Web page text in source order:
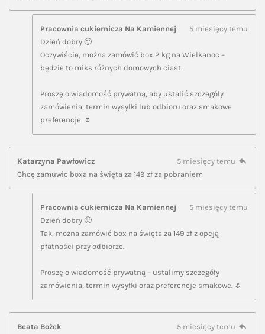
Pracownia cukiernicza Na Kamiennej
5 miesięcy temu
Dzień dobry 🙂
Oczywiście, można zamówić box 2 kg na Wielkanoc –
będzie to miks różnych domowych ciast.
Proszę o wiadomość prywatną, aby ustalić szczegóły
zamówienia, termin wysyłki lub odbioru oraz smakowe
preferencje. 🌷
Katarzyna Pawłowicz
5 miesięcy temu
Chcę zamuwic boxa na święta za 149 zł za pobraniem
Pracownia cukiernicza Na Kamiennej
5 miesięcy temu
Dzień dobry 🙂
Tak, można zamówić box na święta za 149 zł z opcją
płatności przy odbiorze.
Proszę o wiadomość prywatną – ustalimy szczegóły
zamówienia, termin wysyłki oraz preferencje smakowe. 🌷
Beata Bożek
5 miesięcy temu